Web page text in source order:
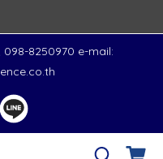
098-8250970 e-mail: